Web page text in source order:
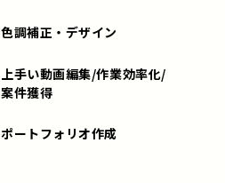
色調補正・デザイン
上手い動画編集/作業効率化/
案件獲得
ポートフォリオ作成